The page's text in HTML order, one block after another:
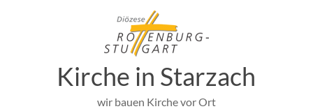
Kirche in Starzach
wir bauen Kirche vor Ort